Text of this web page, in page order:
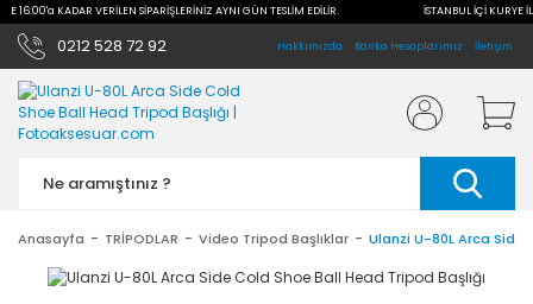
16:00'a KADAR VERİLEN SİPARİŞLERİNİZ AYNI GÜN TESLİM EDİLİR. İSTANBUL İÇİ KURYE
0212 528 72 92 Hakkımızda Banka Hesaplarımız İletişim
Anasayfa TRİPODLAR Video Tripod Başlıklar Ulanzi U-80L Arca Side